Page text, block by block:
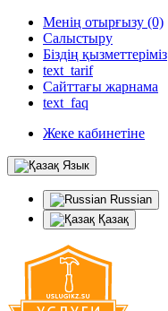
Менің отырғызу (0)
Салыстыру
Біздің қызметтеріміз
text_tarif
Сайттағы жарнама
text_faq
Жеке кабинетіне
Язык
Russian
Қазақ